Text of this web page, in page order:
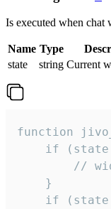
Is executed when chat
Name Type
state
string Current
function
if
//
    }
if